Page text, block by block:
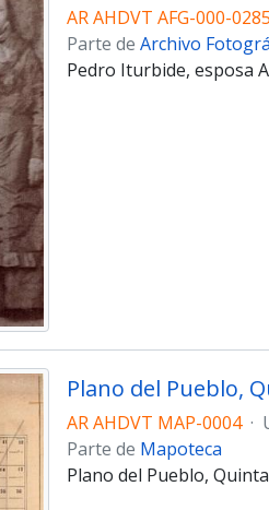
AR AHDVT AFG-000-0285
Parte de Archivo
Pedro Iturbide, esposa
Plano del Pueblo,
AR AHDVT MAP-0004 ·
Parte de Mapoteca
Plano del Pueblo,